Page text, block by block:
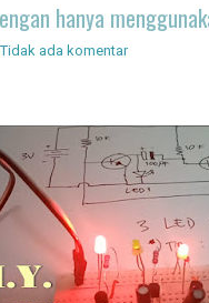
hanya
Tidak ada komentar